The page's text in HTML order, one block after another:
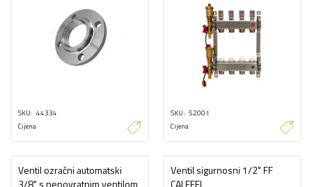
SKU 44334
Cijena
SKU 52001
Cijena
Ventil ozračni automatski
3/8" s nepovratnim ventilom
Ventil sigurnosni 1/2" FF
CALEFFI